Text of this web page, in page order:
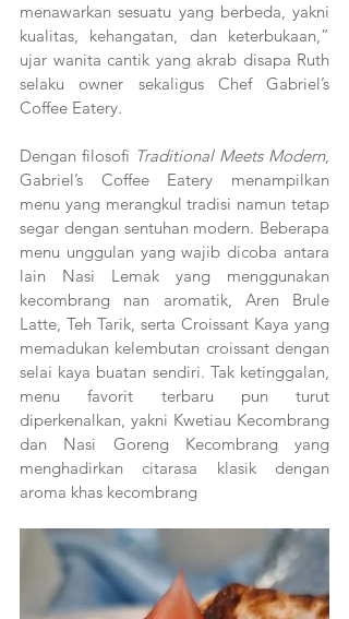
menawarkan sesuatu yang berbeda, yakni
kualitas, kehangatan, dan keterbukaan,”
ujar wanita cantik yang akrab disapa Ruth
selaku owner sekaligus Chef Gabriel’s
Coffee Eatery.
Dengan filosofi Traditional Meets Modern,
Gabriel’s Coffee Eatery menampilkan
menu yang merangkul tradisi namun tetap
segar dengan sentuhan modern. Beberapa
menu unggulan yang wajib dicoba antara
lain Nasi Lemak yang menggunakan
kecombrang nan aromatik, Aren Brule
Latte, Teh Tarik, serta Croissant Kaya yang
memadukan kelembutan croissant dengan
selai kaya buatan sendiri. Tak ketinggalan,
menu favorit terbaru pun turut
diperkenalkan, yakni Kwetiau Kecombrang
dan Nasi Goreng Kecombrang yang
menghadirkan citarasa klasik dengan
aroma khas kecombrang